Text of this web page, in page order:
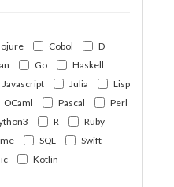
Cobol
D
Go
Haskell
Javascript Julia
Lisp
OCaml Pascal
Perl
R
Ruby
SQL
Swift
Kotlin